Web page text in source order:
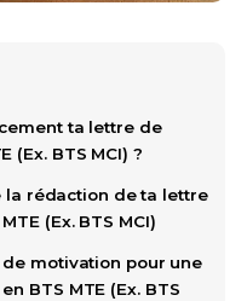
ta lettre de
(Ex. BTS MCI) ?
la rédaction de ta lettre
(Ex. BTS MCI)
motivation pour une
BTS MTE (Ex. BTS